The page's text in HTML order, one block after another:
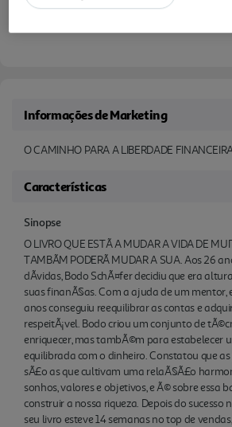
Informações de Marketing
O CAMINHO PARA A LIBERDADE
Características
Sinopse
O LIVRO QUE ESTÃ A MUDAR A VIDA DE
TAMBÃM PODERÃ MUDAR A SUA. Aos 26
dÃ­vidas, Bodo SchÃ¤fer decidiu que era
suas finanÃ§as. Com a ajuda de um mentor,
anos conseguiu reequilibrar as contas e
respeitÃ¡vel. Bodo criou um conjunto de
enriquecer, mas tambÃ©m para estabelecer
equilibrada com o dinheiro. Constatou que as
sÃ£o as que cultivam uma relaÃ§Ã£o
sonhos, valores e objetivos, e Ã© sobre essa
construir a nossa riqueza. Depois do sucesso
seu livro esteve 14 semanas no top de